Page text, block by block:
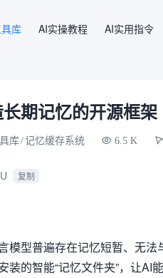
库 AI实操教程 AI实用指令
期记忆的开源框架
库/记忆缓存系统
6.5 K
复制
模型普遍存在记忆短暂、无法
的智能“记忆文件夹”，让AI能